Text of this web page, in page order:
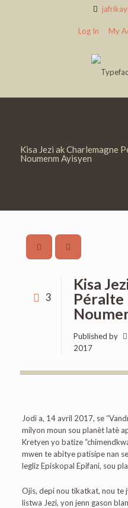
Log In My
Kisa Jezi ak Charlemagne
Noumenm Ayisyen
3
Kisa
Péralte
Published by
2017
Jodi a, 14 avril 2017, se
milyon moun sou planèt latè
Kretyen yo batize
mwen te abitye patisipe nan
legliz Episkopal Epifani, sou
Ojis, depi nou tikatkat, nou te
listwa Jezi, yon jenn gason